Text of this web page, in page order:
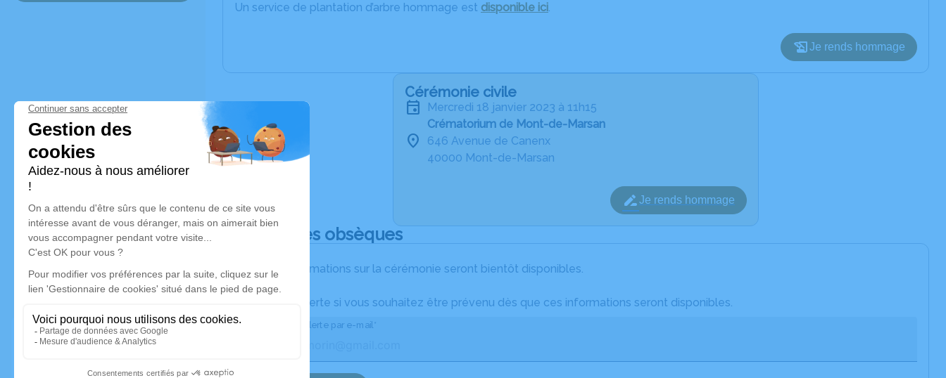
Un service de plantation d’arbre hommage est disponible ici.
Je rends hommage
Cérémonie civile
mercredi 18 janvier 2023 à 11h15
Crématorium de Mont-de-Marsan
646 Avenue de Canenx
40000 Mont-de-Marsan
Je rends hommage
Déroulé des obsèques
Les informations sur la cérémonie seront bientôt disponibles.
Activez une alerte si vous souhaitez être prévenu dès que ces informations seront disponibles.
Recevoir une alerte par e-mail*